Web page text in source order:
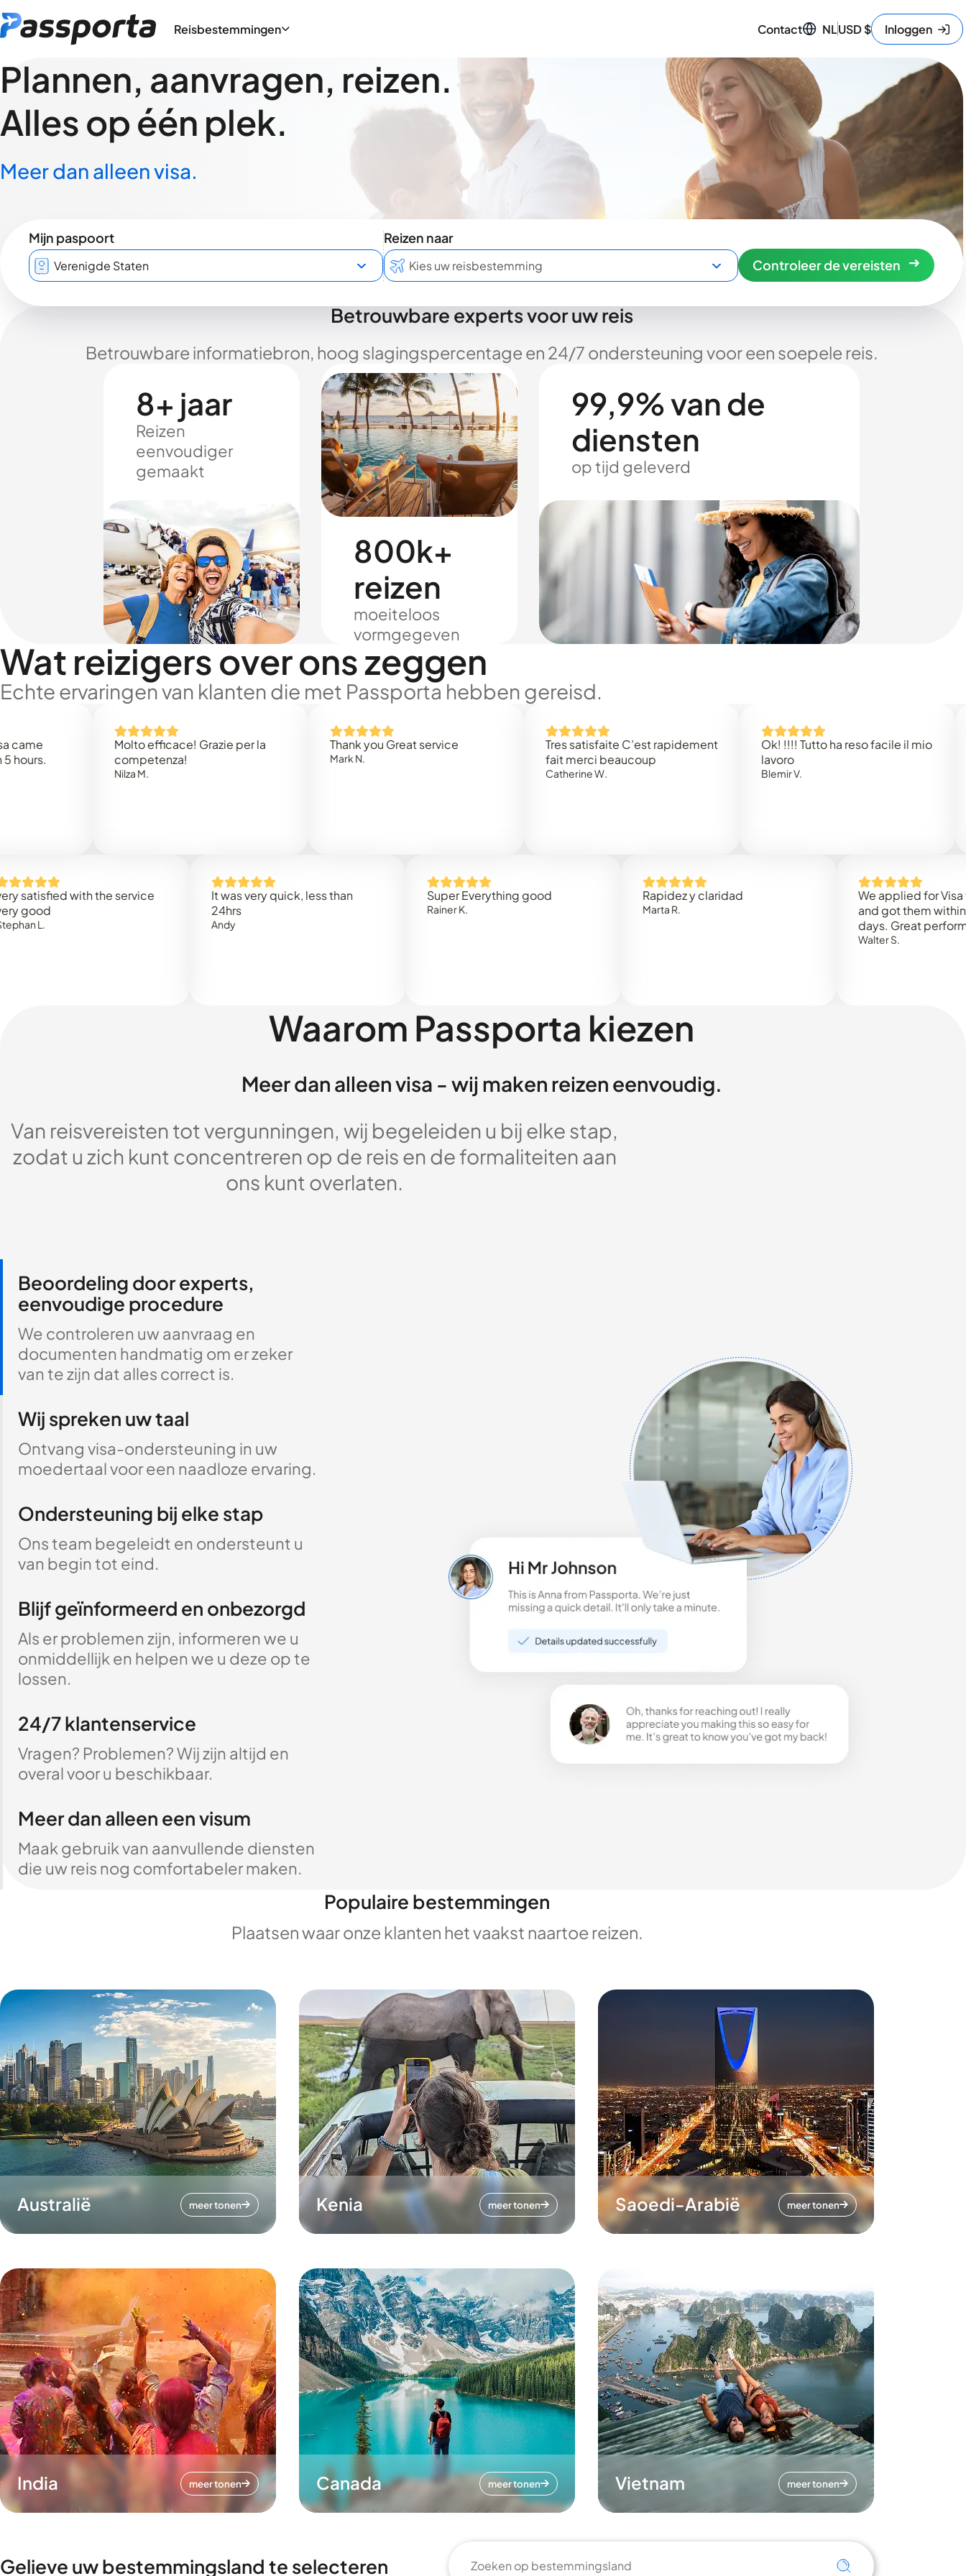
Reisbestemmingen Contact NLUSD$ Inloggen
Plannen, aanvragen, reizen.
Alles op één plek.
Meer dan alleen visa.
Mijn paspoort
Reizen naar
Controleer de vereisten
Betrouwbare experts voor uw reis
Betrouwbare informatiebron, hoog slagingspercentage en 24/7 ondersteuning voor een soepele reis.
8+ jaar
Reizen
eenvoudiger
gemaakt
800k+
reizen
moeiteloos
vormgegeven
99,9% van de
diensten
op tijd geleverd
Wat reizigers over ons zeggen
Echte ervaringen van klanten die met Passporta hebben gereisd.
Molto efficace! Grazie per la
competenza!
Thank you Great service
Tres satisfaite C’est rapidement
fait merci beaucoup
Catherine W.
Ok! !!!! Tutto ha reso facile il mio
with the service
It was very quick, less than
Super Everything good Rapidez y claridad
We applied for Visa to
and got them within 3
days. Great performance!
Walter S.
Waarom Passporta kiezen
Meer dan alleen visa - wij maken reizen eenvoudig.
Van reisvereisten tot vergunningen, wij begeleiden u bij elke stap,
zodat u zich kunt concentreren op de reis en de formaliteiten aan
ons kunt overlaten.
Beoordeling door experts,
eenvoudige procedure
We controleren uw aanvraag en
documenten handmatig om er zeker
van te zijn dat alles correct is.
Wij spreken uw taal
Ontvang visa-ondersteuning in uw
moedertaal voor een naadloze ervaring.
Ondersteuning bij elke stap
Ons team begeleidt en ondersteunt u
van begin tot eind.
Blijf geïnformeerd en onbezorgd
Als er problemen zijn, informeren we u
onmiddellijk en helpen we u deze op te
lossen.
24/7 klantenservice
Vragen? Problemen? Wij zijn altijd en
overal voor u beschikbaar.
Meer dan alleen een visum
Maak gebruik van aanvullende diensten
die uw reis nog comfortabeler maken.
Populaire bestemmingen
Plaatsen waar onze klanten het vaakst naartoe reizen.
Australië meer tonen Kenia meer tonen Saoedi-Arabië meer tonen
India meer tonen Canada meer tonen Vietnam meer tonen
Gelieve uw bestemmingsland te selecteren